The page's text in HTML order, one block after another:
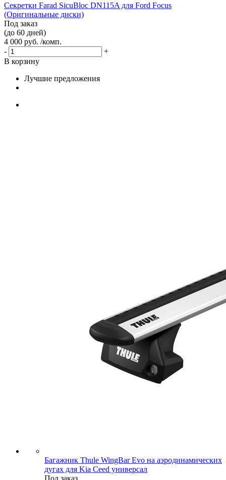
Секретки Farad SicuBloc DN115A для Ford Focus
(Оригинальные диски)
Под заказ
(до 60 дней)
4 000 руб. /комп.
-
+
В корзину
Лучшие предложения
Багажник Thule WingBar Evo на аэродинамических
дугах для Kia Ceed универсал
Под заказ